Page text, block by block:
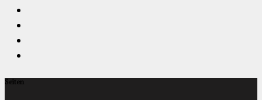
Seiten